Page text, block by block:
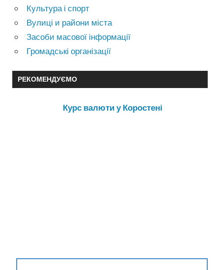
Культура і спорт
Вулиці и райони міста
Засоби масової інформації
Громадські організації
РЕКОМЕНДУЄМО
Курс валюти у Коростені